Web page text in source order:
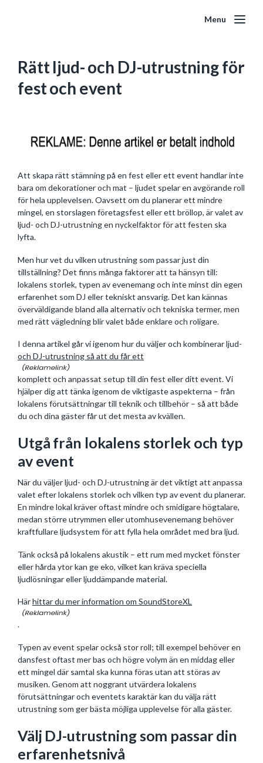
Menu
Rätt ljud- och DJ-utrustning för
fest och event
Att skapa rätt stämning på en fest eller ett event handlar inte
bara om dekorationer och mat – ljudet spelar en avgörande roll
för hela upplevelsen. Oavsett om du planerar ett mindre
mingel, en storslagen företagsfest eller ett bröllop, är valet av
ljud- och DJ-utrustning en nyckelfaktor för att festen ska
lyfta.
Men hur vet du vilken utrustning som passar just din
tillställning? Det finns många faktorer att ta hänsyn till:
lokalens storlek, typen av evenemang och inte minst din egen
erfarenhet som DJ eller tekniskt ansvarig. Det kan kännas
överväldigande bland alla alternativ och tekniska termer, men
med rätt vägledning blir valet både enklare och roligare.
I denna artikel går vi igenom hur du väljer och kombinerar ljud-
och DJ-utrustning så att du får ett
komplett och anpassat setup till din fest eller ditt event. Vi
hjälper dig att tänka igenom de viktigaste aspekterna – från
lokalens förutsättningar till teknik och tillbehör – så att både
du och dina gäster får ut det mesta av kvällen.
Utgå från lokalens storlek och typ
av event
När du väljer ljud- och DJ-utrustning är det viktigt att anpassa
valet efter lokalens storlek och vilken typ av event du planerar.
En mindre lokal kräver oftast mindre och smidigare högtalare,
medan större utrymmen eller utomhusevenemang behöver
kraftfullare ljudsystem för att fylla hela området med bra ljud.
Tänk också på lokalens akustik – ett rum med mycket fönster
eller hårda ytor kan ge eko, vilket kan kräva speciella
ljudlösningar eller ljuddämpande material.
Härhittar du mer information om SoundStoreXL
.
Typen av event spelar också stor roll; till exempel behöver en
dansfest oftast mer bas och högre volym än en middag eller
ett mingel där samtal ska kunna föras utan att störas av
musiken. Genom att noggrant utvärdera lokalens
förutsättningar och eventets karaktär kan du välja rätt
utrustning som ger bästa möjliga upplevelse för alla gäster.
Välj DJ-utrustning som passar din
erfarenhetsnivå